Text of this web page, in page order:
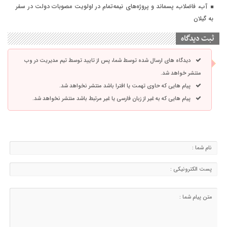
آب، فاضلاب، پسماند و پروژه‌های نیمه‌تمام در اولویت مصوبات دولت در سفر
به گیلان
ثبت دیدگاه
دیدگاه های ارسال شده توسط شما، پس از تایید توسط تیم مدیریت در وب
منتشر خواهد شد.
پیام هایی که حاوی تهمت یا افترا باشد منتشر نخواهد شد.
پیام هایی که به غیر از زبان فارسی یا غیر مرتبط باشد منتشر نخواهد شد.